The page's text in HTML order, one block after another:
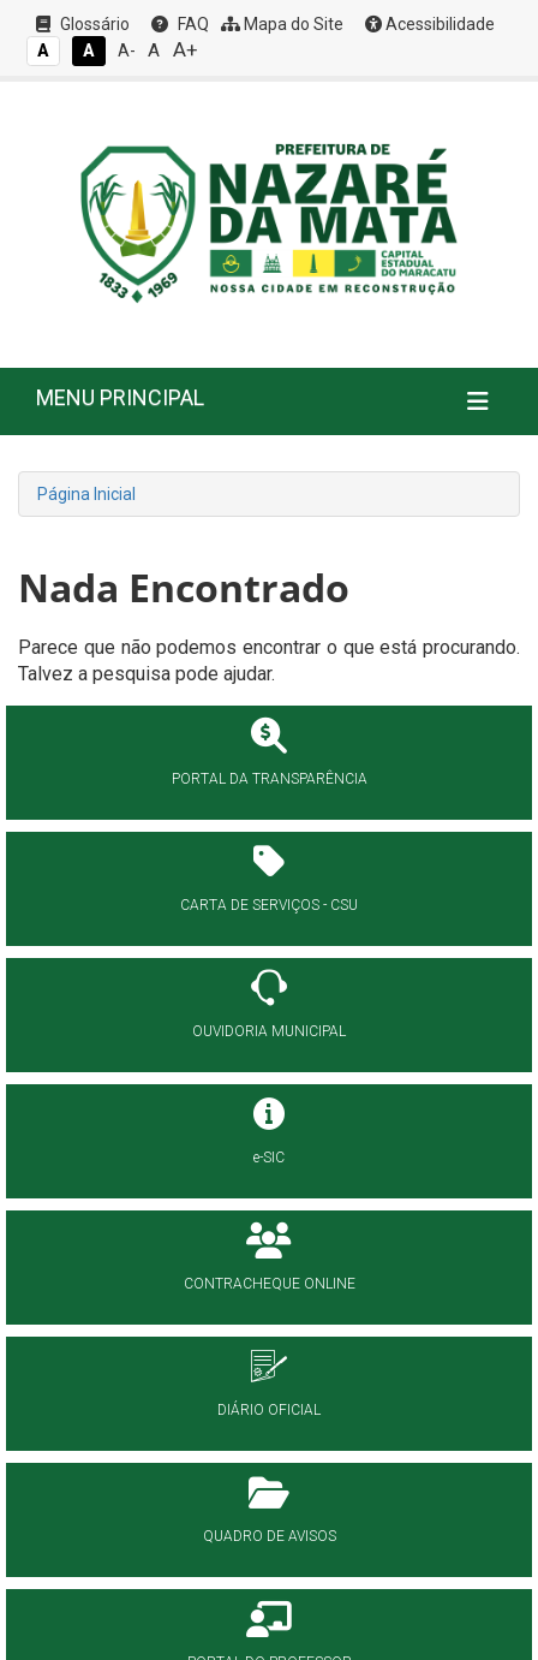
Glossário FAQ Mapa do Site
Acessibilidade
A
A A- A A+
MENU PRINCIPAL
Página Inicial
Nada Encontrado
Parece que não podemos encontrar o que está procurando.
Talvez a pesquisa pode ajudar.
PORTAL DA TRANSPARÊNCIA
CARTA DE SERVIÇOS - CSU
OUVIDORIA MUNICIPAL
e-SIC
CONTRACHEQUE ONLINE
DIÁRIO OFICIAL
QUADRO DE AVISOS